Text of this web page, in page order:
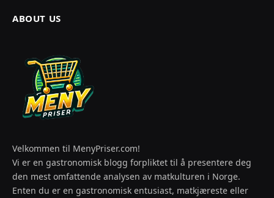
ABOUT US
Velkommen til MenyPriser.com!
Vi er en gastronomisk blogg forpliktet til å presentere deg
den mest omfattende analysen av matkulturen i Norge.
Enten du er en gastronomisk entusiast, matkjæreste eller